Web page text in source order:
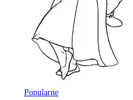
Popularne